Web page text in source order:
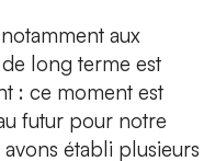
aux
de long terme est
: ce moment est
futur pour notre
établi plusieurs